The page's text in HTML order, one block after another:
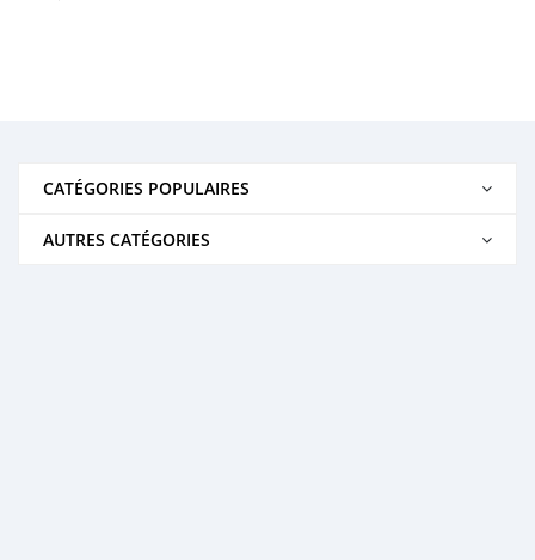
CATÉGORIES POPULAIRES
AUTRES CATÉGORIES